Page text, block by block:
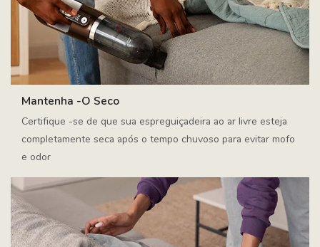
Mantenha -o Seco
Certifique -se de que sua espreguiçadeira ao ar livre esteja
completamente seca após o tempo chuvoso para evitar mofo
e odor